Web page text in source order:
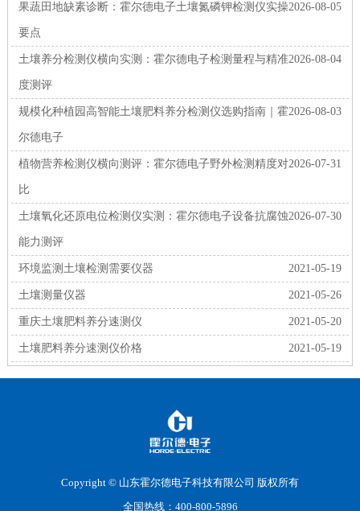
2026-08-05
果蔬田地缺素诊断：霍尔德电子土壤氮磷钾检测仪实操
要点
2026-08-04
土壤养分检测仪横向实测：霍尔德电子检测量程与精准
度测评
2026-08-03
规模化种植园高智能土壤肥料养分检测仪选购指南｜霍
尔德电子
2026-07-31
植物营养检测仪横向测评：霍尔德电子野外检测精度对
比
2026-07-30
土壤氧化还原电位检测仪实测：霍尔德电子设备抗腐蚀
能力测评
2021-05-19
环境监测土壤检测需要仪器
2021-05-26
土壤测量仪器
2021-05-20
重庆土壤肥料养分速测仪
2021-05-19
土壤肥料养分速测仪价格
Copyright © 山东霍尔德电子科技有限公司 版权所有
全国热线：400-800-5896